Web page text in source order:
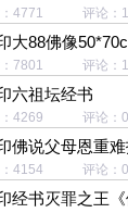
4771 评论：1
大88佛像
7801 评论：1
六祖坛经书
4269 评论：0
佛说父母恩重
4154 评论：0
经书灭罪之王《